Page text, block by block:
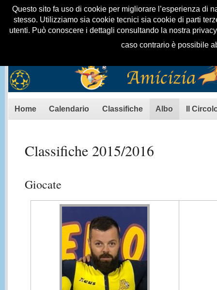
Menu principale
Home Calendario Classifiche Albo Il
Classifiche 2015/2016
Giocate
Questo sito fa uso di cookie per migliorare l’esperienza di
stesso. Utilizziamo sia cookie tecnici sia cookie di parti
utenti. Può conoscere i dettagli consultando la nostra
caso contrario è possibile